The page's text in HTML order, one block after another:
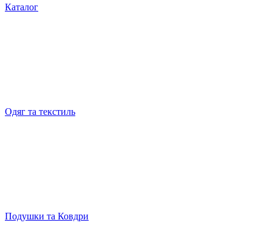
Каталог
Одяг та текстиль
Подушки та Ковдри